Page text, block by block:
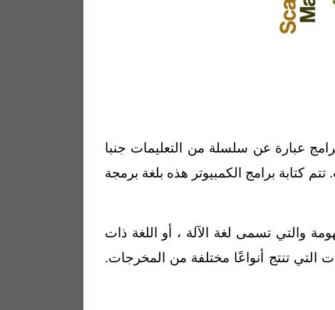
عبارة عن سلسلة من التعليمات جنبا
كتابة برامج الكمبيوتر هذه بلغة برمجة
والتي تسمى لغة الآلة ، أو اللغة ذات
التي تنتج أنواعًا مختلفة من المخرجات.